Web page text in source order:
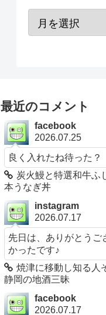
最近のコメント
facebook
2026.07.25
良く入れたね待った？
炭火鰻と特選和牛ふ
本うなぎ丼
instagram
2026.07.17
先日は、ありがとうご
かったです♪
焼津に移動し知る人
静岡の地酒三昧
facebook
2026.07.17